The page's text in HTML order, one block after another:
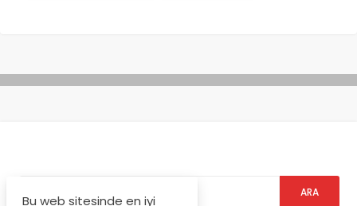
Bu web sitesinde en iyi